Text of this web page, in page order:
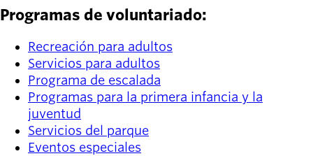
Programas de voluntariado:
Recreación para adultos
Servicios para adultos
Programa de escalada
Programas para la primera infancia y la
juventud
Servicios del parque
Eventos especiales